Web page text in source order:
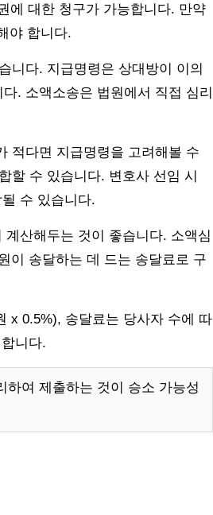
에 대한 청구가 가능합니다. 만약
야 합니다.
니다. 지급명령은 상대방이 이의
. 소액소송은 법원에서 직접 심리
적다면 지급명령을 고려해볼 수
할 수 있습니다. 변호사 선임 시
수 있습니다.
산해두는 것이 좋습니다. 소액심
이 송달하는 데 드는 송달료로 구
x 0.5%), 송달료는 당사자 수에 따
니다.
하여 제출하는 것이 승소 가능성